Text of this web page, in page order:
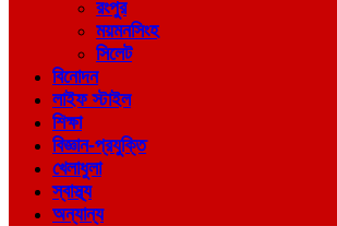
রংপুর
ময়মনসিংহ
সিলেট
বিনোদন
লাইফ স্টাইল
শিক্ষা
বিজ্ঞান-প্রযুক্তি
খেলাধুলা
স্বাস্থ্য
অন্যান্য